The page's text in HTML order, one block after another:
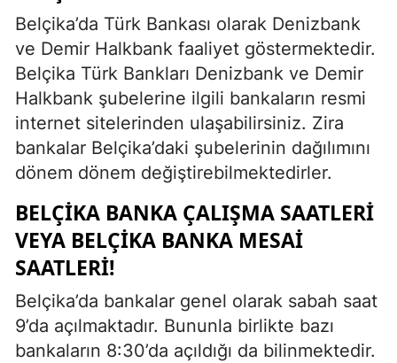
Belçika’da Türk Bankası olarak Denizbank
ve Demir Halkbank faaliyet göstermektedir.
Belçika Türk Bankları Denizbank ve Demir
Halkbank şubelerine ilgili bankaların resmi
internet sitelerinden ulaşabilirsiniz. Zira
bankalar Belçika’daki şubelerinin dağılımını
dönem dönem değiştirebilmektedirler.
BELÇIKA BANKA ÇALIŞMA SAATLERI
VEYA BELÇIKA BANKA MESAI
SAATLERI!
Belçika’da bankalar genel olarak sabah saat
9’da açılmaktadır. Bununla birlikte bazı
bankaların 8:30’da açıldığı da bilinmektedir.